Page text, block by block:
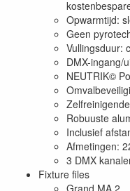
Opwarmtijd:
Geen
Vullingsduur:
DMX-ingang/
NEUTRIK©
Robuuste
Inclusief
Afmetingen:
3 DMX
Fixture files
Grand MA 2